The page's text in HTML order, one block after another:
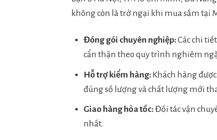
không còn là trở ngại khi mua sắm tại
Đóng gói chuyên nghiệp:Các chi
cẩn thận theo quy trình nghiêm
Hỗ trợ kiểm hàng: Khách hàng
đúng số lượng và chất lượng mới
Giao hàng hỏa tốc:Đối tác vận
nhất.